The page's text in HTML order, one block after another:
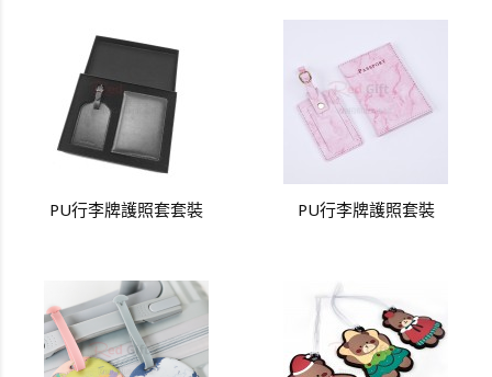
PU行李牌護照套套裝 PU行李牌護照套裝